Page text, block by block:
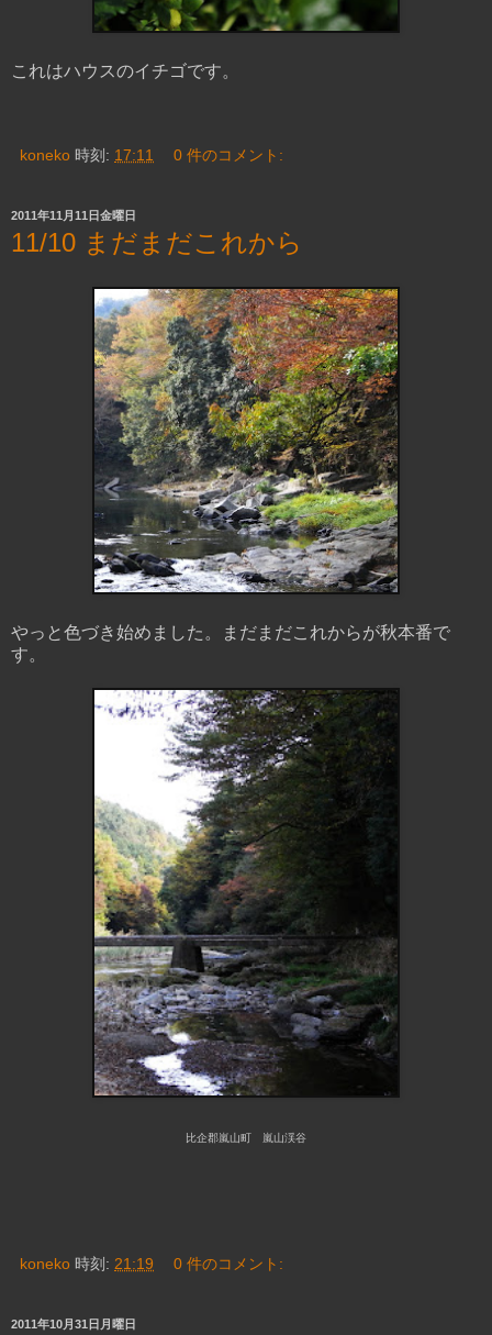
これはハウスのイチゴです。
koneko 時刻: 17:11 0 件のコメント:
2011年11月11日金曜日
11/10 まだまだこれから
やっと色づき始めました。まだまだこれからが秋本番で
す。
比企郡嵐山町 嵐山渓谷
koneko 時刻: 21:19 0 件のコメント:
2011年10月31日月曜日